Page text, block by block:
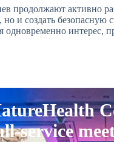
продолжают активно
и создать
интерес,
service